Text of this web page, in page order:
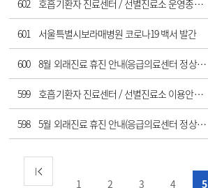
602 호흡기환자 진료센터 / 선별진료소 운영종료 안내
601 서울특별시보라매병원 코로나19 백서 발간
600 8월 외래진료 휴진 안내(응급의료센터 정상운영)
599 호흡기환자 진료센터 / 선별진료소 이용안내(2023년 8월 30일까지 운영)
598 5월 외래진료 휴진 안내(응급의료센터 정상운영)
1 2 3 4 5